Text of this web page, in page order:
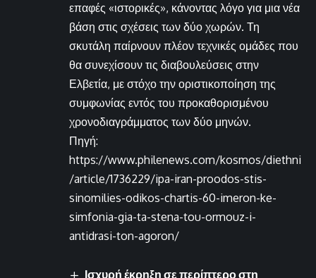
επαφές «ιστορικές», κάνοντας λόγο για μια νέα
βάση στις σχέσεις των δύο χωρών. Τη
σκυτάλη παίρνουν πλέον τεχνικές ομάδες που
θα συνεχίσουν τις διαβουλεύσεις στην
Ελβετία, με στόχο την οριστικοποίηση της
συμφωνίας εντός του προκαθορισμένου
χρονοδιαγράμματος των δύο μηνών.
Πηγή:
https://www.philenews.com/kosmos/diethni
/article/1736229/ipa-iran-proodos-stis-
sinomilies-odikos-chartis-60-imeron-ke-
simfonia-gia-ta-stena-tou-ormouz-i-
antidrasi-ton-agoron/
Ισχυρή έκρηξη σε περίπτερο στη